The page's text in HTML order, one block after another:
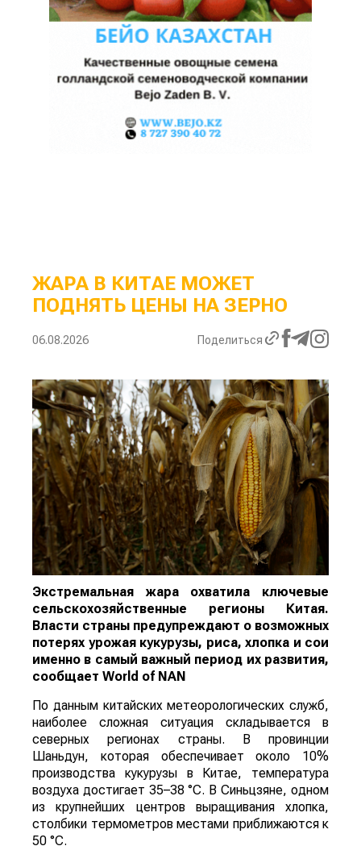
ЖАРА В КИТАЕ МОЖЕТ
ПОДНЯТЬ ЦЕНЫ НА ЗЕРНО
06.08.2026 Поделиться
Экстремальная жара охватила ключевые
сельскохозяйственные регионы Китая.
Власти страны предупреждают о возможных
потерях урожая кукурузы, риса, хлопка и сои
именно в самый важный период их развития,
сообщает World of NAN
По данным китайских метеорологических служб,
наиболее сложная ситуация складывается в
северных регионах страны. В провинции
Шаньдун, которая обеспечивает около 10%
производства кукурузы в Китае, температура
воздуха достигает 35–38 °C. В Синьцзяне, одном
из крупнейших центров выращивания хлопка,
столбики термометров местами приближаются к
50 °C.